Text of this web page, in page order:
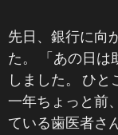
先日、銀行に向
た。 「あの日は
しました。 ひと
一年ちょっと前
ている歯医者さ